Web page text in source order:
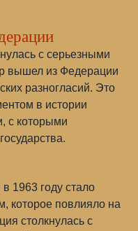
с серьезными
вышел из Федерации
разногласий. Это
в истории
с которыми
1963 году стало
которое повлияло на
столкнулась с